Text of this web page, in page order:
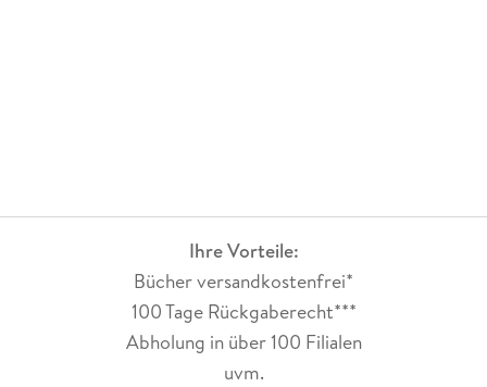
Ihre Vorteile:
Bücher versandkostenfrei*
100 Tage Rückgaberecht***
Abholung in über 100 Filialen
uvm.